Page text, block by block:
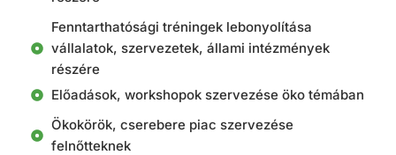
Fenntarthatósági tréningek lebonyolítása
vállalatok, szervezetek, állami intézmények
részére
Előadások, workshopok szervezése öko témában
Ökokörök, cserebere piac szervezése
felnőtteknek